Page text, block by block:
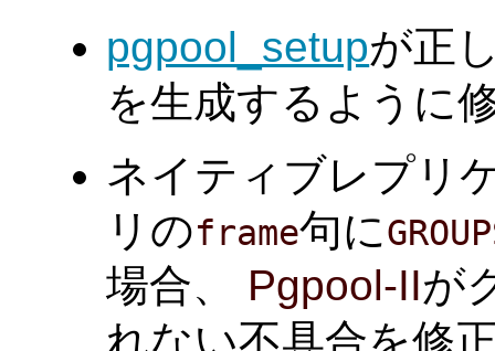
pgpool_setupが正
を生成するように
ネイティブレプリ
リのframe句に
場合、 Pgpool-IIが
れない不具合を修